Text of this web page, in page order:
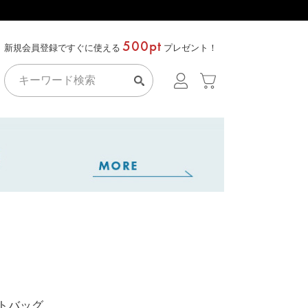
新規会員登録ですぐに使える 500pt プレゼント！